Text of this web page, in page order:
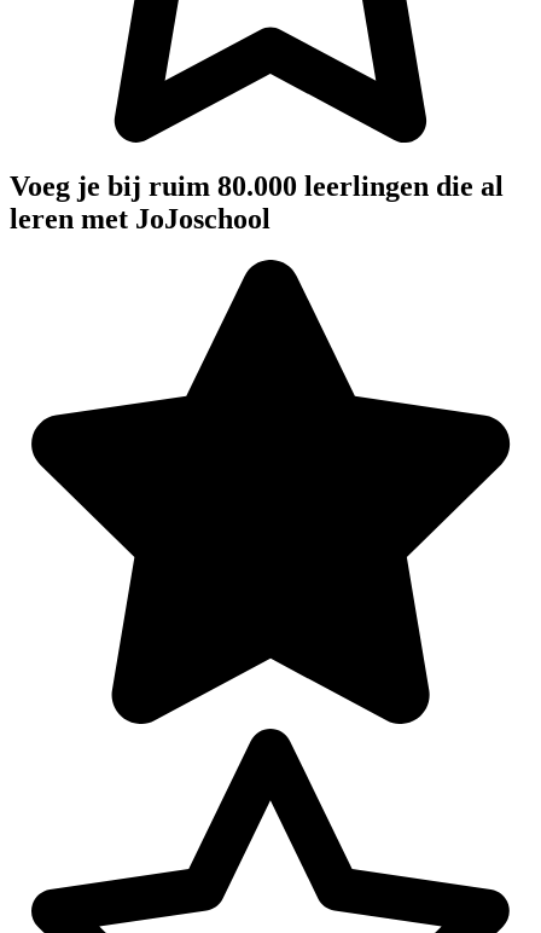
Voeg je bij ruim 80.000 leerlingen die al
leren met JoJoschool